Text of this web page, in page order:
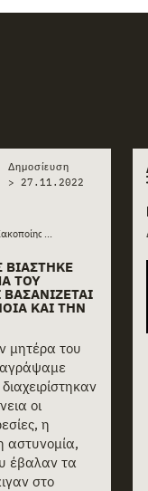
& παραμέληση
...
Δημοσίευση
> 27.11.2022
ΤΟΥ
ΚΑΙ ΤΗΝ
μητέρα του
οι
η
αστυνομία,
έβαλαν τα
στο